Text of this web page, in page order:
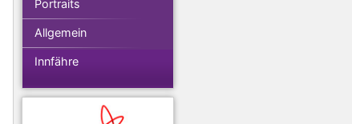
Portraits
Allgemein
Innfähre